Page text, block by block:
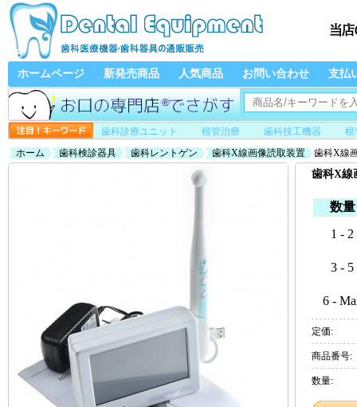
ホームページ 新発売商品 人気商品 お問い合わせ 支払
歯科診療ユニット 根管治療 歯科技工機器
根
ホーム
歯科検診器具 歯科レントゲン 歯科X線画像読取装置 歯科X線
歯科X線
数量
1 - 2
3 - 5
6 -
定価:
商品番号:
数量: